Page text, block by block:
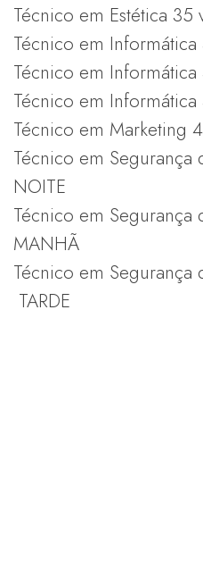
Técnico em Estética 35
Técnico em Informática
Técnico em Informática
Técnico em Informática
Técnico em Marketing
Técnico em Segurança
NOITE
Técnico em Segurança
MANHÃ
Técnico em Segurança
TARDE